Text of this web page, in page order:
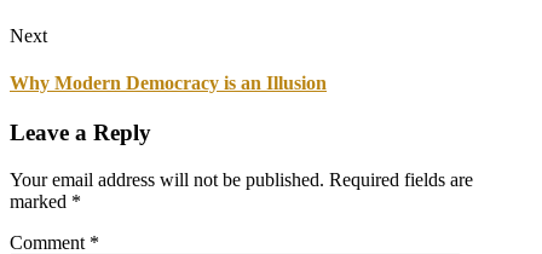
Next
Why Modern Democracy is an Illusion
Leave a Reply
Your email address will not be published. Required fields are
marked *
Comment *